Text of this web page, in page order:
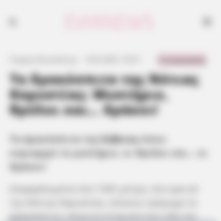
Τα δρακόσπιτα της Νότιας
Καρυστίας: Μυστήριο,
θρύλοι και… δράκοι!
Τα Δρακόσπιτα της Εύβοιας
κυριαρχεί το μυστήριο, οι θρύλοι και… οι
Δρακόσπιτα, πέτρινα κτίσματα που εδώ και